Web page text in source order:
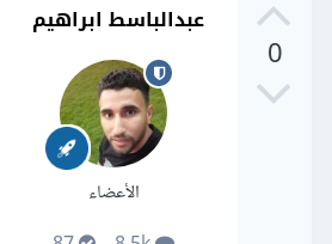
0
عبدالباسط ابراهيم
الأعضاء